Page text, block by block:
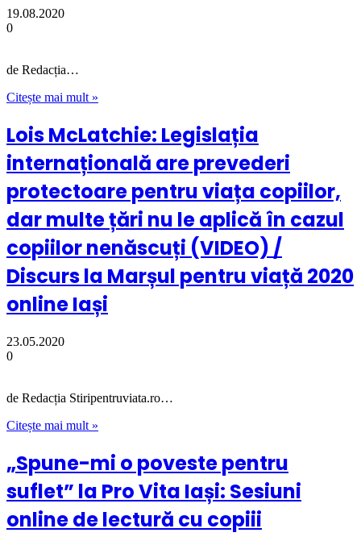
19.08.2020
0
de Redacția…
Citește mai mult »
Lois McLatchie: Legislația
internațională are prevederi
protectoare pentru viața copiilor,
dar multe țări nu le aplică în cazul
copiilor nenăscuți (VIDEO) /
Discurs la Marșul pentru viață 2020
online Iași
23.05.2020
0
de Redacția Stiripentruviata.ro…
Citește mai mult »
„Spune-mi o poveste pentru
suflet” la Pro Vita Iași: Sesiuni
online de lectură cu copiii